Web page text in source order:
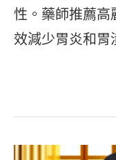
性。藥師推薦高
效減少胃炎和